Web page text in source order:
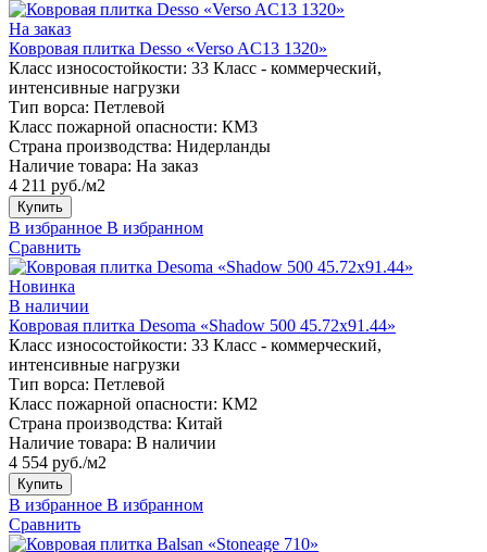
На заказ
Ковровая плитка Desso «Verso AC13 1320»
Класс износостойкости: 33 Класс - коммерческий,
интенсивные нагрузки
Тип ворса: Петлевой
Класс пожарной опасности: КМ3
Страна производства: Нидерланды
Наличие товара: На заказ
4 211 руб./м2
Купить
В избранное В избранном
Сравнить
Новинка
В наличии
Ковровая плитка Desoma «Shadow 500 45.72x91.44»
Класс износостойкости: 33 Класс - коммерческий,
интенсивные нагрузки
Тип ворса: Петлевой
Класс пожарной опасности: КМ2
Страна производства: Китай
Наличие товара: В наличии
4 554 руб./м2
Купить
В избранное В избранном
Сравнить